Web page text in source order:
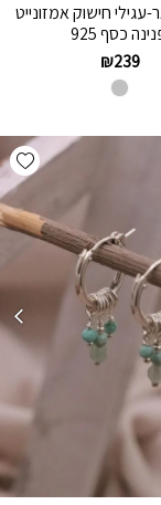
עגילי חישוק אמזונייט
כסף 925
₪239